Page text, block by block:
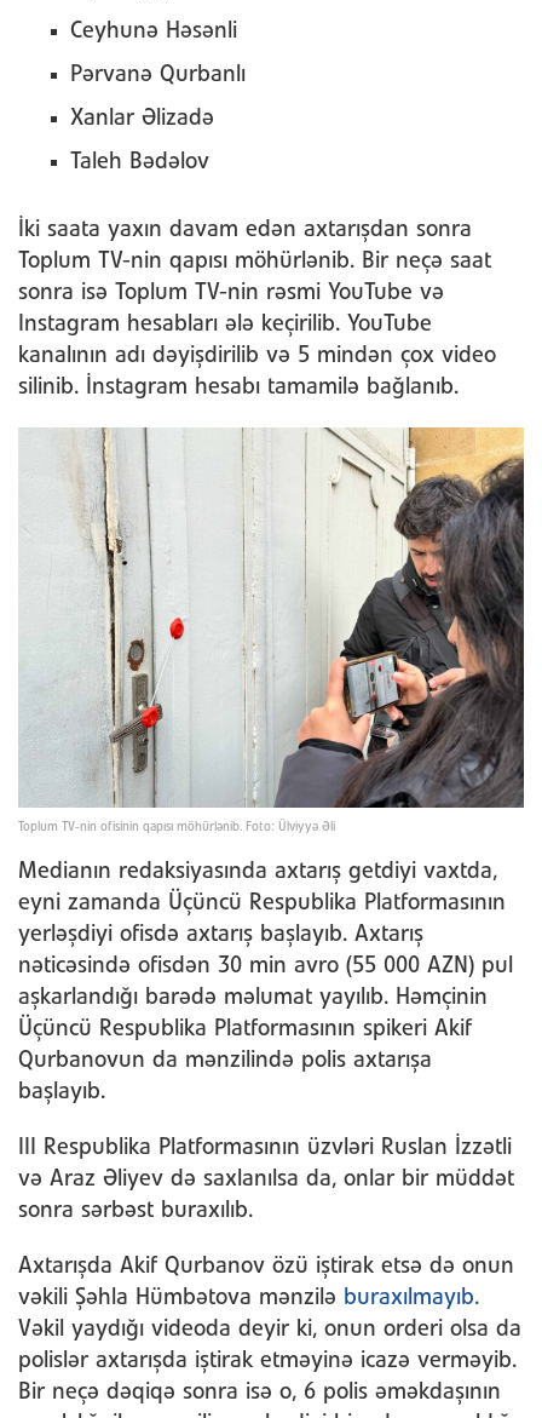
Ceyhunə Həsənli
Pərvanə Qurbanlı
Xanlar Əlizadə
Taleh Bədəlov
İki saata yaxın davam edən axtarışdan sonra
Toplum TV-nin qapısı möhürlənib. Bir neçə saat
sonra isə Toplum TV-nin rəsmi YouTube və
Instagram hesabları ələ keçirilib. YouTube
kanalının adı dəyişdirilib və 5 mindən çox video
silinib. İnstagram hesabı tamamilə bağlanıb.
Toplum TV-nin ofisinin qapısı möhürlənib. Foto: Ülviyyə Əli
Medianın redaksiyasında axtarış getdiyi vaxtda,
eyni zamanda Üçüncü Respublika Platformasının
yerləşdiyi ofisdə axtarış başlayıb. Axtarış
nəticəsində ofisdən 30 min avro (55 000 AZN) pul
aşkarlandığı barədə məlumat yayılıb. Həmçinin
Üçüncü Respublika Platformasının spikeri Akif
Qurbanovun da mənzilində polis axtarışa
başlayıb.
III Respublika Platformasının üzvləri Ruslan İzzətli
və Araz Əliyev də saxlanılsa da, onlar bir müddət
sonra sərbəst buraxılıb.
Axtarışda Akif Qurbanov özü iştirak etsə də onun
vəkili Şəhla Hümbətova mənzilə buraxılmayıb.
Vəkil yaydığı videoda deyir ki, onun orderi olsa da
polislər axtarışda iştirak etməyinə icazə verməyib.
Bir neçə dəqiqə sonra isə o, 6 polis əməkdaşının